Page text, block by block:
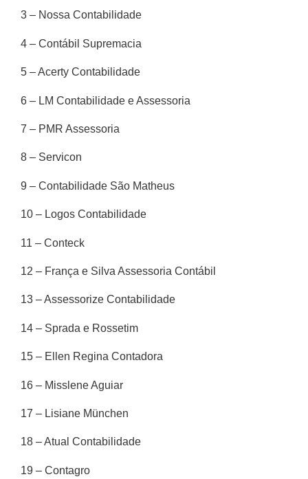
3 – Nossa Contabilidade
4 – Contábil Supremacia
5 – Acerty Contabilidade
6 – LM Contabilidade e Assessoria
7 – PMR Assessoria
8 – Servicon
9 – Contabilidade São Matheus
10 – Logos Contabilidade
11 – Conteck
12 – França e Silva Assessoria Contábil
13 – Assessorize Contabilidade
14 – Sprada e Rossetim
15 – Ellen Regina Contadora
16 – Misslene Aguiar
17 – Lisiane München
18 – Atual Contabilidade
19 – Contagro